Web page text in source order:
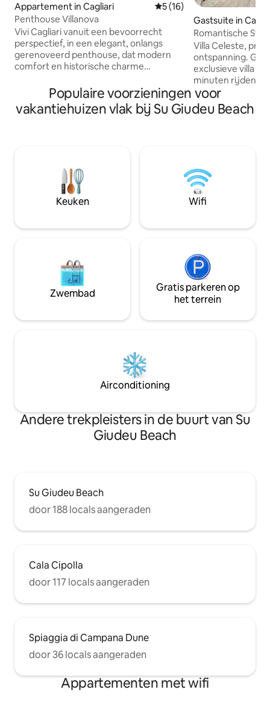
Appartement in Cagliari Gemiddelde beoordeling
5 (16)
Penthouse Villanova
Vivi Cagliari vanuit een bevoorrecht
perspectief, in een elegant, onlangs
gerenoveerd penthouse, dat modern
comfort en historische charme
Bastione Saint Remy in de buurt van
typische restaurants en exclusieve
boetieks. Groot terras van 100 vierkante
kamers met woonkamerstijl met
schuiframen, uitgeruste keuken en
gezellige kamers voor een perfecte
Gastsuite in
Romantische
Sardinië
Villa Celeste,
ontspanning.
exclusieve villa in
minuten rijden
Het is zeer privé,
toegang tot het
door de rotsen.
Een auto wordt
beter, omdat de
plaatsen een
Parkeren is gratis.
Populaire voorzieningen voor
vakantiehuizen vlak bij Su Giudeu Beach
Keuken Wifi
Zwembad
Gratis parkeren op
het terrein
Airconditioning
Andere trekpleisters in de buurt van Su
Giudeu Beach
Su Giudeu Beach
door 188 locals aangeraden
Cala Cipolla
door 117 locals aangeraden
Spiaggia di Campana Dune
door 36 locals aangeraden
Appartementen met wifi